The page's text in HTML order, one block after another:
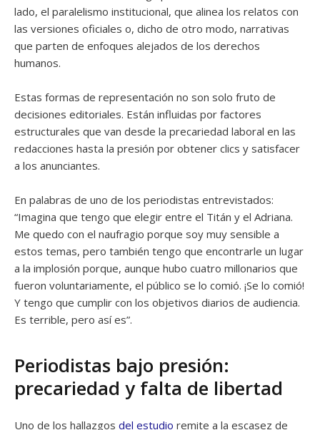
lado, el paralelismo institucional, que alinea los relatos con
las versiones oficiales o, dicho de otro modo, narrativas
que parten de enfoques alejados de los derechos
humanos.
Estas formas de representación no son solo fruto de
decisiones editoriales. Están influidas por factores
estructurales que van desde la precariedad laboral en las
redacciones hasta la presión por obtener clics y satisfacer
a los anunciantes.
En palabras de uno de los periodistas entrevistados:
“Imagina que tengo que elegir entre el Titán y el Adriana.
Me quedo con el naufragio porque soy muy sensible a
estos temas, pero también tengo que encontrarle un lugar
a la implosión porque, aunque hubo cuatro millonarios que
fueron voluntariamente, el público se lo comió. ¡Se lo comió!
Y tengo que cumplir con los objetivos diarios de audiencia.
Es terrible, pero así es”.
Periodistas bajo presión:
precariedad y falta de libertad
Uno de los hallazgos del estudio remite a la escasez de